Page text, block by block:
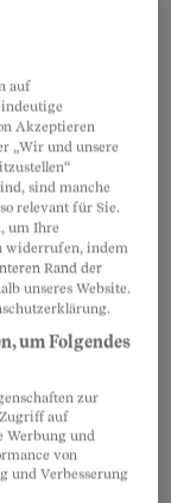
–
Kirche ist
der
Ende
Joseph
Schweiz ein
auf
Akzeptieren
„Wir und unsere
sind manche
relevant für Sie.
um Ihre
widerrufen, indem
Rand der
unseres Website.
um Folgendes
zur
auf
Werbung und
von
und Verbesserung